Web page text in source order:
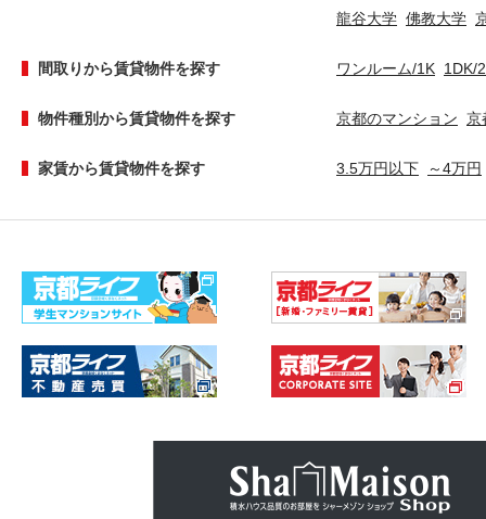
龍谷大学 佛教大学
間取りから賃貸物件を探す ワンルーム/1K 1DK/
物件種別から賃貸物件を探す 京都のマンション 京
家賃から賃貸物件を探す 3.5万円以下 ～4万円